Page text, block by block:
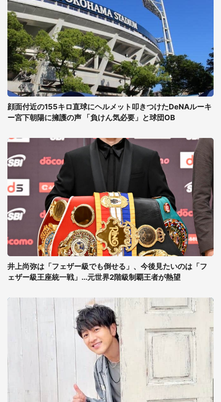
顔面付近の155キロ直球にヘルメット叩きつけたDeNAルーキ
ー宮下朝陽に擁護の声 「負けん気必要」と球団OB
井上尚弥は「フェザー級でも倒せる」、今後見たいのは「フ
ェザー級王座統一戦」...元世界2階級制覇王者が熱望